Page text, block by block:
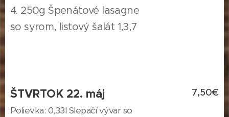
4. 250g Špenátové lasagne
so syrom, listový šalát 1,3,7
ŠTVRTOK 22. máj
Polievka: 0,33l Slepačí vývar so
7,50€